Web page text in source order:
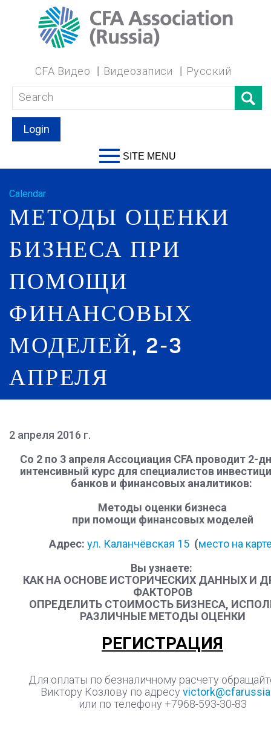
CFA Видео Видеозаписи Русский
Login
SITE MENU
Calendar
МЕТОДЫ ОЦЕНКИ
БИЗНЕСА ПРИ
ПОМОЩИ
ФИНАНСОВЫХ
МОДЕЛЕЙ, 2-3
АПРЕЛЯ
2 апреля 2016 г.
Со 2 по 3 апреля Ассоциация CFA проводит 2-
интенсивный курс для специалистов
банков и финансовых аналитиков:
Методы оценки бизнеса
при помощи финансовых моделей
Адрес: ул. Каланчёвская 15(место на
Вы узнаете:
КАК НА ОСНОВЕ ИСТОРИЧЕСКИХ ДАННЫХ И
ФАКТОРОВ
ОПРЕДЕЛИТЬ СТОИМОСТЬ БИЗНЕСА,
РАЗЛИЧНЫЕ МЕТОДЫ ОЦЕНКИ
РЕГИСТРАЦИЯ
Для оплаты по безналичному расчету
Виктору Козлову по адресу
или по телефону +7968-593-30-83